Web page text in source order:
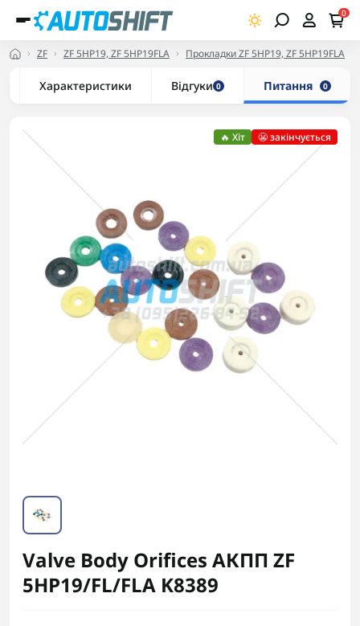
0
ZF ZF 5HP19, ZF 5HP19FLA Прокладки ZF 5HP19, ZF 5HP19FLA
Характеристики Відгуки 0 Питання 0
🔥 Хіт 😬 закінчується
Valve Body Orifices АКПП ZF
5HP19/FL/FLA K8389